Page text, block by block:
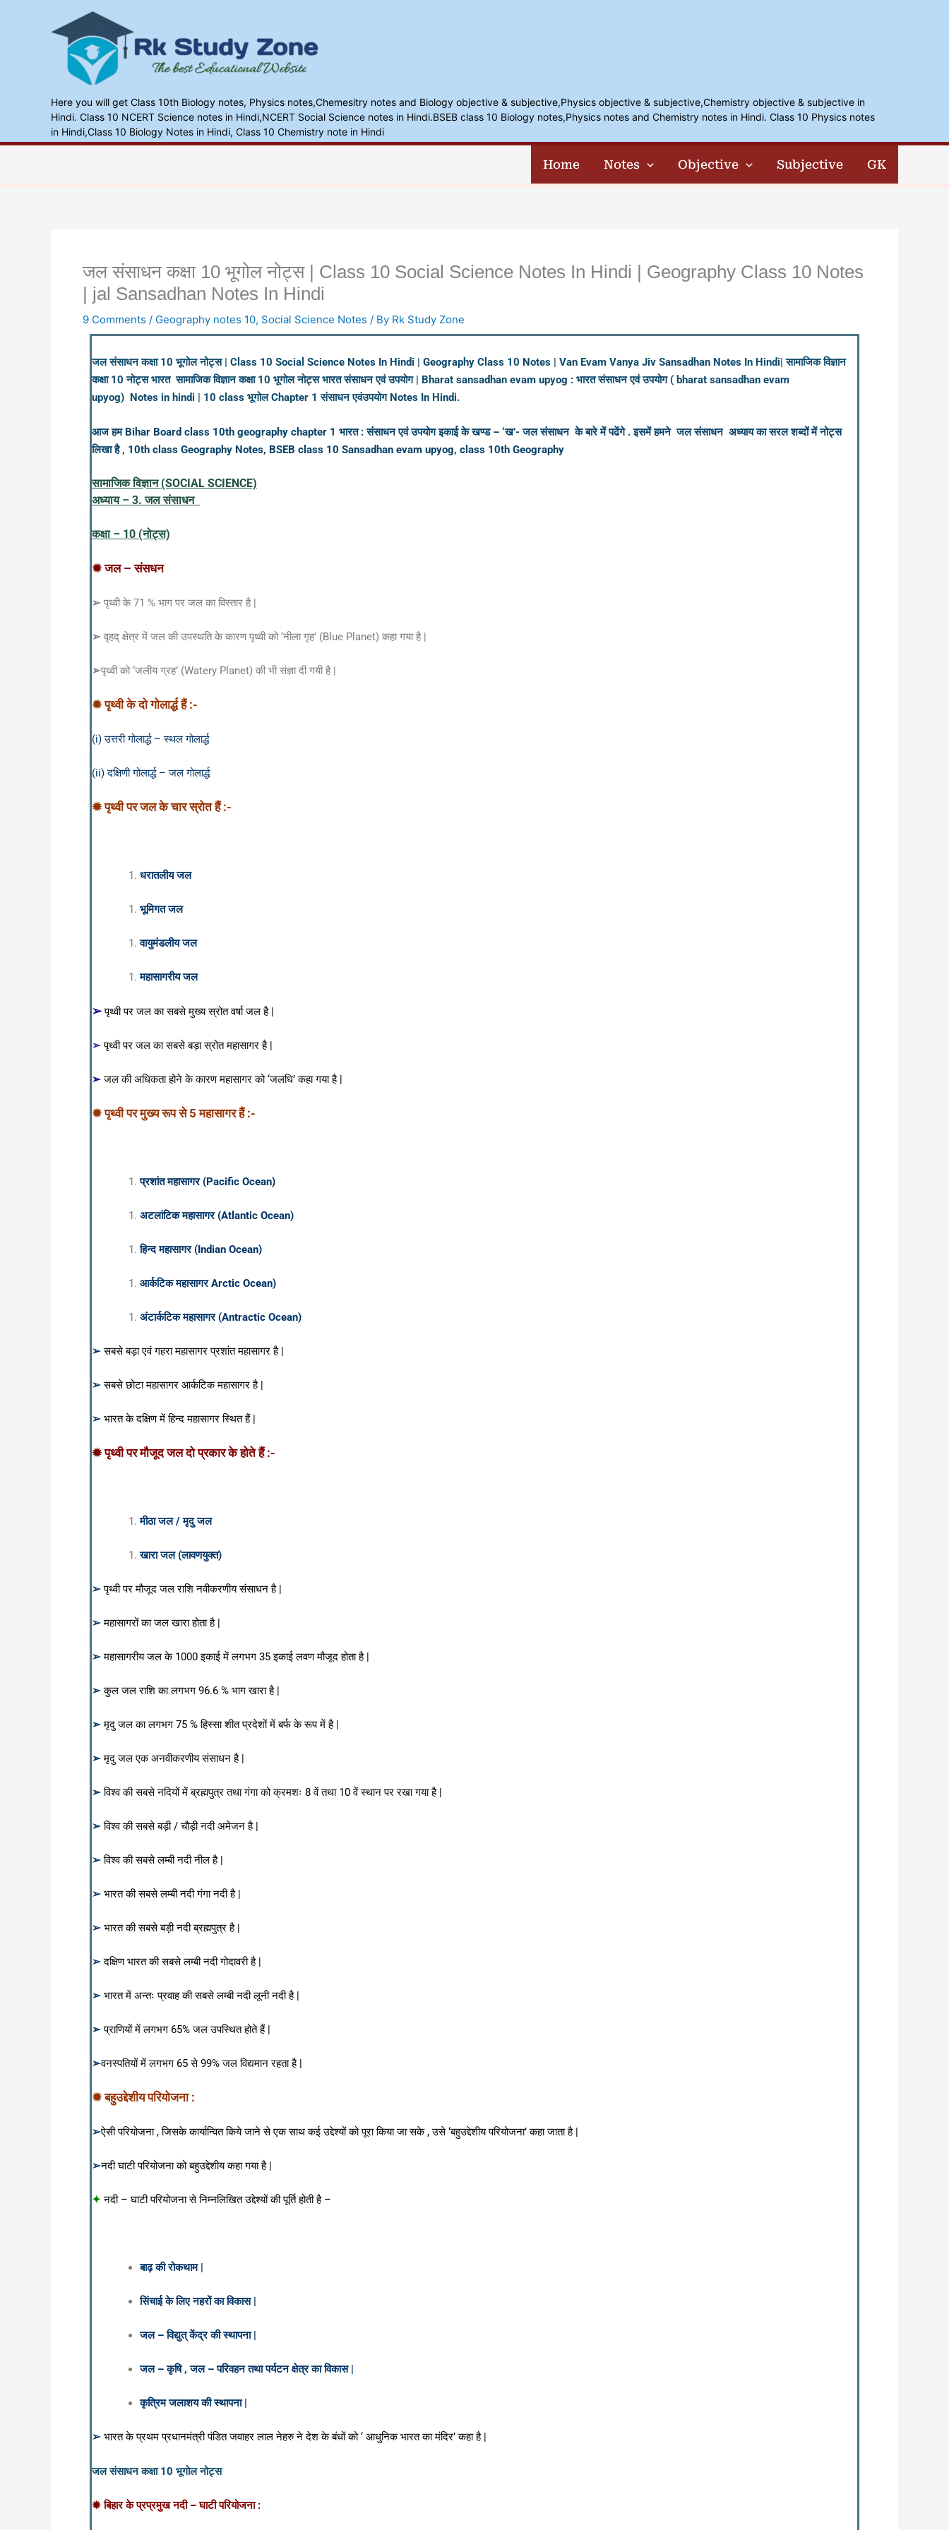
Here you will get Class 10th Biology notes, Physics notes,Chemesitry notes and Biology objective & subjective,Physics objective & subjective,Chemistry objective & subjective in
Hindi. Class 10 NCERT Science notes in Hindi,NCERT Social Science notes in Hindi.BSEB class 10 Biology notes,Physics notes and Chemistry notes in Hindi. Class 10 Physics notes
in Hindi,Class 10 Biology Notes in Hindi, Class 10 Chemistry note in Hindi
Home Notes Objective Subjective GK
जल संसाधन कक्षा 10 भूगोल नोट्स | Class 10 Social Science Notes In Hindi | Geography Class 10 Notes
| jal Sansadhan Notes In Hindi
9 Comments / Geography notes 10, Social Science Notes / By Rk Study Zone
जल संसाधन कक्षा 10 भूगोल नोट्स | Class 10 Social Science Notes In Hindi | Geography Class 10 Notes | Van Evam Vanya Jiv Sansadhan Notes In Hindi| सामाजिक विज्ञान
कक्षा 10 नोट्स भारत सामाजिक विज्ञान कक्षा 10 भूगोल नोट्स भारत संसाधन एवं उपयोग | Bharat sansadhan evam upyog : भारत संसाधन एवं उपयोग ( bharat sansadhan evam
upyog) Notes in hindi | 10 class भूगोल Chapter 1 संसाधन एवंउपयोग Notes In Hindi.
आज हम Bihar Board class 10th geography chapter 1 भारत : संसाधन एवं उपयोग इकाई के खण्ड – ‘ख’- जल संसाधन के बारे में पढेंगे . इसमें हमने जल संसाधन अध्याय का सरल शब्दों में नोट्स
लिखा है , 10th class Geography Notes, BSEB class 10 Sansadhan evam upyog, class 10th Geography
सामाजिक विज्ञान (SOCIAL SCIENCE)
अध्याय – 3. जल संसाधन
कक्षा – 10 (नोट्स)
✹ जल – संसधन
➢ पृथ्वी के 71 % भाग पर जल का विस्तार है |
➢ वृहद् क्षेत्र में जल की उपस्थति के कारण पृथ्वी को ‘नीला गृह’ (Blue Planet) कहा गया है |
➢पृथ्वी को ‘जलीय ग्रह’ (Watery Planet) की भी संज्ञा दी गयी है |
✹ पृथ्वी के दो गोलार्द्ध हैं :-
(i) उत्तरी गोलार्द्ध – स्थल गोलार्द्ध
(ii) दक्षिणी गोलार्द्ध – जल गोलार्द्ध
✹ पृथ्वी पर जल के चार स्रोत हैं :-
धरातलीय जल
भूमिगत जल
वायुमंडलीय जल
महासागरीय जल
➢ पृथ्वी पर जल का सबसे मुख्य स्रोत वर्षा जल है |
➢पृथ्वी पर जल का सबसे बड़ा स्रोत महासागर है |
➢जल की अधिकता होने के कारण महासागर को ‘जलधि’ कहा गया है |
✹ पृथ्वी पर मुख्य रूप से 5 महासागर हैं :-
प्रशांत महासागर (Pacific Ocean)
अटलांटिक महासागर (Atlantic Ocean)
हिन्द महासागर (Indian Ocean)
आर्कटिक महासागर Arctic Ocean)
अंटार्कटिक महासागर (Antractic Ocean)
➢सबसे बड़ा एवं गहरा महासागर प्रशांत महासागर है |
➢सबसे छोटा महासागर आर्कटिक महासागर है |
➢ भारत के दक्षिण में हिन्द महासागर स्थित हैं |
✹ पृथ्वी पर मौजूद जल दो प्रकार के होते हैं :-
मीठा जल / मृदु जल
खारा जल (लावणयुक्त)
➢पृथ्वी पर मौजूद जल राशि नवीकरणीय संसाधन है |
➢महासागरों का जल खारा होता है |
➢महासागरीय जल के 1000 इकाई में लगभग 35 इकाई लवण मौजूद होता है |
➢कुल जल राशि का लगभग 96.6 % भाग खारा है |
➢मृदु जल का लगभग 75 % हिस्सा शीत प्रदेशों में बर्फ के रूप में है |
➢मृदु जल एक अनवीकरणीय संसाधन है |
➢विश्व की सबसे नदियों में ब्रह्मपुत्र तथा गंगा को क्रमशः 8 वें तथा 10 वें स्थान पर रखा गया है |
➢विश्व की सबसे बड़ी / चौड़ी नदी अमेजन है |
➢विश्व की सबसे लम्बी नदी नील है |
➢ भारत की सबसे लम्बी नदी गंगा नदी है |
➢ भारत की सबसे बड़ी नदी ब्रह्मपुत्र है |
➢दक्षिण भारत की सबसे लम्बी नदी गोदावरी है |
➢ भारत में अन्तः प्रवाह की सबसे लम्बी नदी लूनी नदी है |
➢ प्राणियों में लगभग 65% जल उपस्थित होते हैं |
➢वनस्पतियों में लगभग 65 से 99% जल विद्यमान रहता है |
✹ बहुउद्देशीय परियोजना :
➢ऐसी परियोजना , जिसके कार्यान्वित किये जाने से एक साथ कई उद्देश्यों को पूरा किया जा सके , उसे ‘बहुउद्देशीय परियोजना’ कहा जाता है |
➢नदी घाटी परियोजना को बहुउद्देशीय कहा गया है |
✦ नदी – घाटी परियोजना से निम्नलिखित उद्देश्यों की पूर्ति होती है –
बाढ़ की रोकथाम |
सिंचाई के लिए नहरों का विकास |
जल – विद्युत् केंद्र की स्थापना |
जल – कृषि , जल – परिवहन तथा पर्यटन क्षेत्र का विकास |
कृत्रिम जलाशय की स्थापना |
➢ भारत के प्रथम प्रधानमंत्री पंडित जवाहर लाल नेहरु ने देश के बंधों को ‘ आधुनिक भारत का मंदिर’ कहा है |
जल संसाधन कक्षा 10 भूगोल नोट्स
✹ बिहार के प्रप्रमुख नदी – घाटी परियोजना :